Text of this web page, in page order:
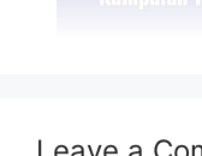
Isi Kandungan